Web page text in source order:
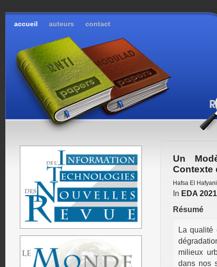
accueil auteurs contact
Un
Contexte
Hafsa El Hafyani
In EDA 2021
Résumé
La
milieux
dans nos